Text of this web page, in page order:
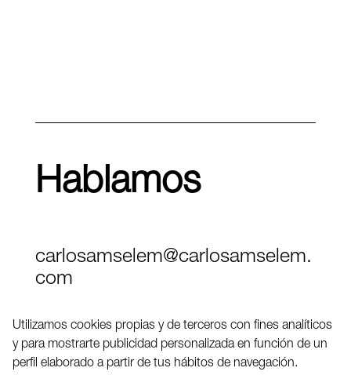
Hablamos
carlosamselem@carlosamselem.
com
Twitter
Utilizamos cookies propias y de terceros con fines analíticos
y para mostrarte publicidad personalizada en función de un
perfil elaborado a partir de tus hábitos de navegación.